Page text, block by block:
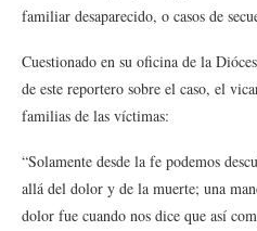
familiar desaparecido, o casos de
Cuestionado en su oficina de la
de este reportero sobre el caso, el
familias de las víctimas:
“Solamente desde la fe podemos
allá del dolor y de la muerte; una
dolor fue cuando nos dice que así